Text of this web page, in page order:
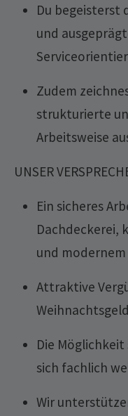
Du begeisterst
und
Zudem
strukturierte
Arbeitsweise
UNSER
Ein sicheres
Dachdeckerei,
und
Attraktive
Die
sich fachlich
Wir